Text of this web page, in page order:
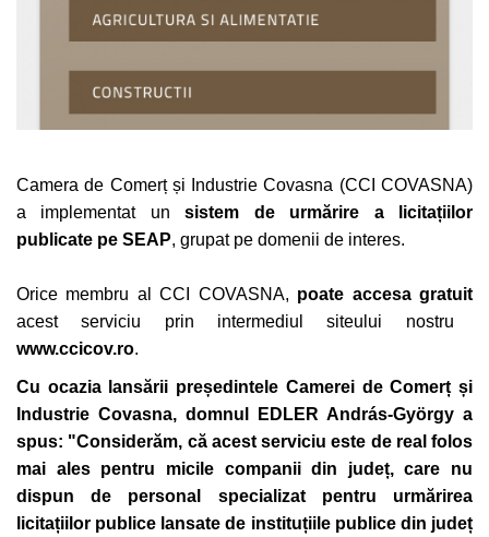
Camera de Comerț și Industrie Covasna (CCI COVASNA)
a implementat unsistem de urmărire a licitațiilor
publicate pe SEAP, grupat pe domenii de interes.
Orice membru al CCI COVASNA, poate accesa gratuit
acest serviciu prin intermediul siteului nostru
www.ccicov.ro.
Cu ocazia lansării președintele Camerei de Comerț și
Industrie Covasna, domnul EDLER András-György a
spus: "Considerăm, că acest serviciu este de real folos
mai ales pentru micile companii din județ, care nu
dispun de personal specializat pentru urmărirea
licitațiilor publice lansate de instituțiile publice din județ